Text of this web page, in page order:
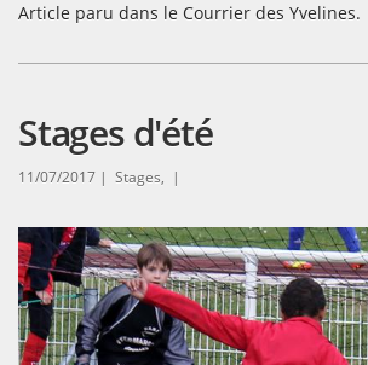
Article paru dans le Courrier des Yvelines.
Stages d'été
11/07/2017 | Stages, |